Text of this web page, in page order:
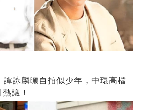
譚詠麟曬自拍似少年，中環高檔
議！